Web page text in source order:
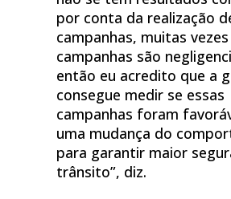
por conta da realização
campanhas, muitas vezes
campanhas são
então eu acredito que a
consegue medir se essas
campanhas foram
uma mudança do
para garantir maior
trânsito”, diz.